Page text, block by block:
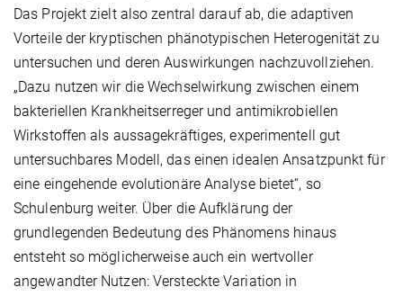
Das Projekt zielt also zentral darauf ab, die adaptiven
Vorteile der kryptischen phänotypischen Heterogenität zu
untersuchen und deren Auswirkungen nachzuvollziehen.
„Dazu nutzen wir die Wechselwirkung zwischen einem
bakteriellen Krankheitserreger und antimikrobiellen
Wirkstoffen als aussagekräftiges, experimentell gut
untersuchbares Modell, das einen idealen Ansatzpunkt für
eine eingehende evolutionäre Analyse bietet“, so
Schulenburg weiter. Über die Aufklärung der
grundlegenden Bedeutung des Phänomens hinaus
entsteht so möglicherweise auch ein wertvoller
angewandter Nutzen: Versteckte Variation in